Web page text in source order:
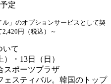
定
ル」のオプションサービスとして契
円（税込）～
いて
・13日（日）
スポーツプラザ
スティバル。韓国のトップ